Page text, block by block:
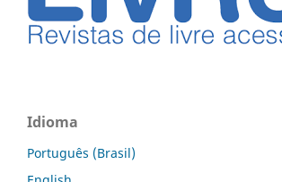
Idioma
Português (Brasil)